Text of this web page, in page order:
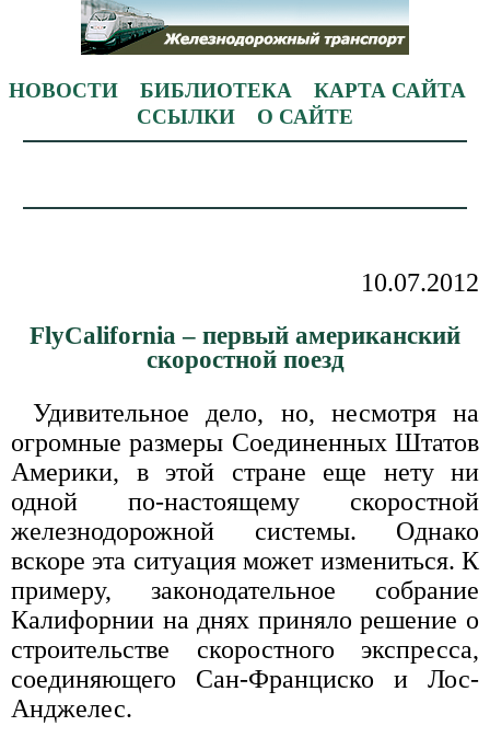
НОВОСТИ БИБЛИОТЕКА
КАРТА САЙТА
ССЫЛКИ
О САЙТЕ
10.07.2012
FlyCalifornia – первый американский
скоростной поезд
Удивительное дело, но, несмотря на
огромные размеры Соединенных Штатов
Америки, в этой стране еще нету ни
одной по-настоящему скоростной
железнодорожной системы. Однако
вскоре эта ситуация может измениться. К
примеру, законодательное собрание
Калифорнии на днях приняло решение о
строительстве скоростного экспресса,
соединяющего Сан-Франциско и Лос-
Анджелес.